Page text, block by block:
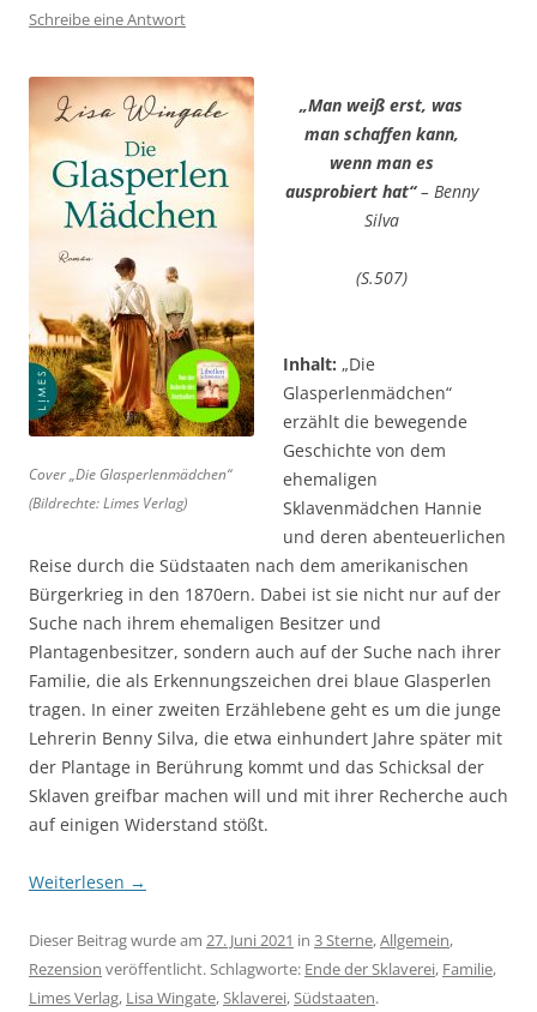
Schreibe eine Antwort
Cover „Die Glasperlenmädchen“
(Bildrechte: Limes Verlag)
„Man weiß erst, was
man schaffen kann,
wenn man es
ausprobiert hat“– Benny
Silva
(S.507)
Inhalt: „Die
Glasperlenmädchen“
erzählt die bewegende
Geschichte von dem
ehemaligen
Sklavenmädchen Hannie
und deren abenteuerlichen
Reise durch die Südstaaten nach dem amerikanischen
Bürgerkrieg in den 1870ern. Dabei ist sie nicht nur auf der
Suche nach ihrem ehemaligen Besitzer und
Plantagenbesitzer, sondern auch auf der Suche nach ihrer
Familie, die als Erkennungszeichen drei blaue Glasperlen
tragen. In einer zweiten Erzählebene geht es um die junge
Lehrerin Benny Silva, die etwa einhundert Jahre später mit
der Plantage in Berührung kommt und das Schicksal der
Sklaven greifbar machen will und mit ihrer Recherche auch
auf einigen Widerstand stößt.
Weiterlesen →
Dieser Beitrag wurde am 27. Juni 2021 in 3 Sterne,Allgemein,
Rezension veröffentlicht. Schlagworte: Ende der Sklaverei, Familie,
Limes Verlag, Lisa Wingate,Sklaverei,Südstaaten.